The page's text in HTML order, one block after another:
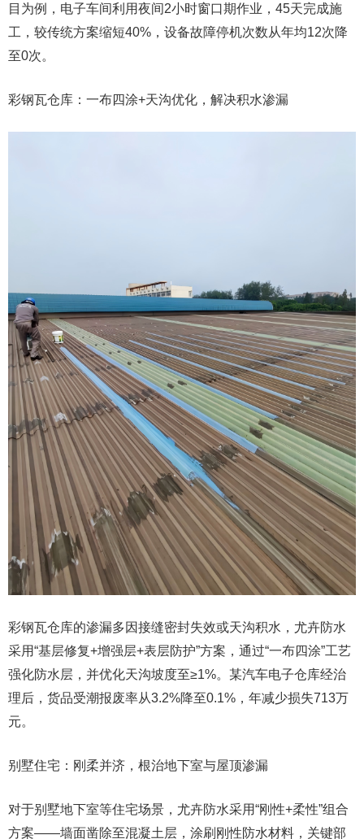
目为例，电子车间利用夜间2小时窗口期作业，45天完成施
工，较传统方案缩短40%，设备故障停机次数从年均12次降
至0次。
彩钢瓦仓库：一布四涂+天沟优化，解决积水渗漏
彩钢瓦仓库的渗漏多因接缝密封失效或天沟积水，尤卉防水
采用“基层修复+增强层+表层防护”方案，通过“一布四涂”工艺
强化防水层，并优化天沟坡度至≥1%。某汽车电子仓库经治
理后，货品受潮报废率从3.2%降至0.1%，年减少损失713万
元。
别墅住宅：刚柔并济，根治地下室与屋顶渗漏
对于别墅地下室等住宅场景，尤卉防水采用“刚性+柔性”组合
方案——墙面凿除至混凝土层，涂刷刚性防水材料，关键部